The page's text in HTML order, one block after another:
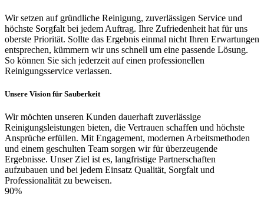
Wir setzen auf gründliche Reinigung, zuverlässigen Service und
höchste Sorgfalt bei jedem Auftrag. Ihre Zufriedenheit hat für uns
oberste Priorität. Sollte das Ergebnis einmal nicht Ihren Erwartungen
entsprechen, kümmern wir uns schnell um eine passende Lösung.
So können Sie sich jederzeit auf einen professionellen
Reinigungsservice verlassen.
Unsere Vision für Sauberkeit
Wir möchten unseren Kunden dauerhaft zuverlässige
Reinigungsleistungen bieten, die Vertrauen schaffen und höchste
Ansprüche erfüllen. Mit Engagement, modernen Arbeitsmethoden
und einem geschulten Team sorgen wir für überzeugende
Ergebnisse. Unser Ziel ist es, langfristige Partnerschaften
aufzubauen und bei jedem Einsatz Qualität, Sorgfalt und
Professionalität zu beweisen.
90%